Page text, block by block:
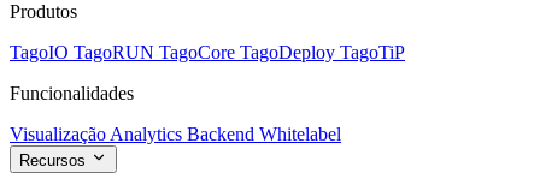
Produtos
TagoIO TagoRUN TagoCore TagoDeploy TagoTiP
Funcionalidades
Visualização Analytics Backend Whitelabel
Recursos